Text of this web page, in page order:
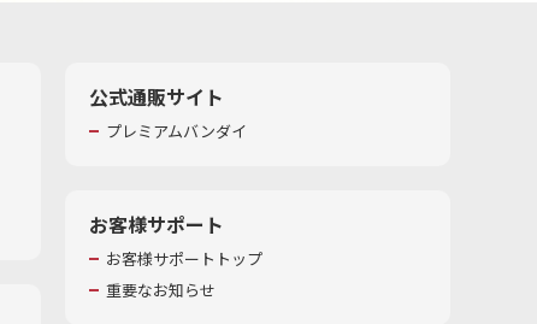
公式通販サイト
プレミアムバンダイ
お客様サポート
お客様サポートトップ
重要なお知らせ